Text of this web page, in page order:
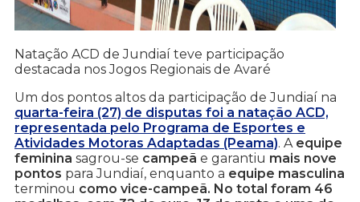
Natação ACD de Jundiaí teve participação
destacada nos Jogos Regionais de Avaré
Um dos pontos altos da participação de Jundiaí na
quarta-feira (27) de disputas foi a natação ACD,
representada pelo Programa de Esportes e
Atividades Motoras Adaptadas (Peama). A equipe
feminina sagrou-se campeã e garantiu mais nove
pontos para Jundiaí, enquanto a equipe masculina
terminou como vice-campeã. No total foram 46